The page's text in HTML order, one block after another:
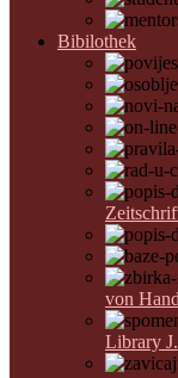
Bibilothek
von
Library